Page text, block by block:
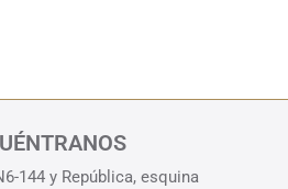
144 y República, esquina